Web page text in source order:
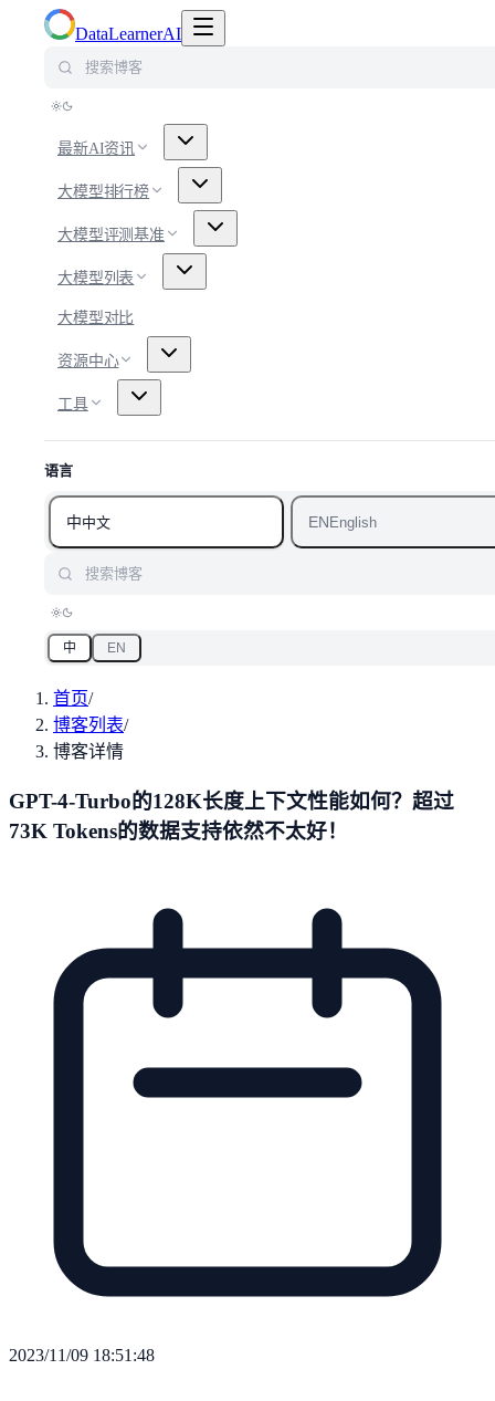
DataLearnerAI
最新AI资讯
大模型排行榜
大模型评测基准
大模型列表
大模型对比
资源中心
工具
语言
中中文 ENEnglish
中 EN
首页/
博客列表/
博客详情
GPT-4-Turbo的128K长度上下文性能如何？超过
73K Tokens的数据支持依然不太好！
2023/11/09 18:51:48